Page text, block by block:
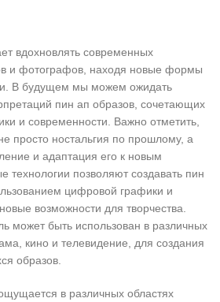
вдохновлять современных
и фотографов, находя новые формы
В будущем мы можем ожидать
пин ап образов, сочетающих
и современности. Важно отметить,
просто ностальгия по прошлому, а
и адаптация его к новым
технологии позволяют создавать пин
цифровой графики и
возможности для творчества.
может быть использован в различных
кино и телевидение, для создания
образов.
в различных областях